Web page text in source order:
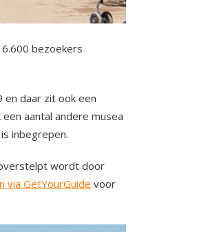
bezoekers
en daar zit ook een
aantal andere musea
inbegrepen.
wordt door
via GetYourGuide voor